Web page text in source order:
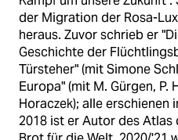
der Migration der Rosa-
heraus. Zuvor schrieb er
Geschichte der
Türsteher" (mit Simone
Europa" (mit M. Gürgen, P.
Horaczek); alle erschienen
2018 ist er Autor des